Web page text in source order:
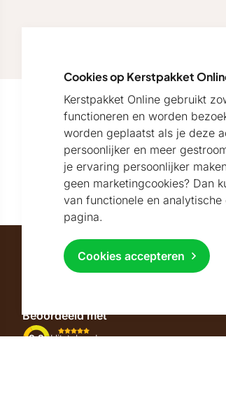
Onze nieuwsbrief
Blijf per e-mail op de hoogte van het
en de sfeervolste kerstpakketten
Maatschappelijk partner van
Beoordeeld met
9.2 Uitstekend
Cookies op Kerstpakket
Kerstpakket Online gebruikt
functioneren en worden
worden geplaatst als je deze
persoonlijker en meer
je ervaring persoonlijker
geen marketingcookies? Dan
van functionele en
pagina.
Cookies accepteren